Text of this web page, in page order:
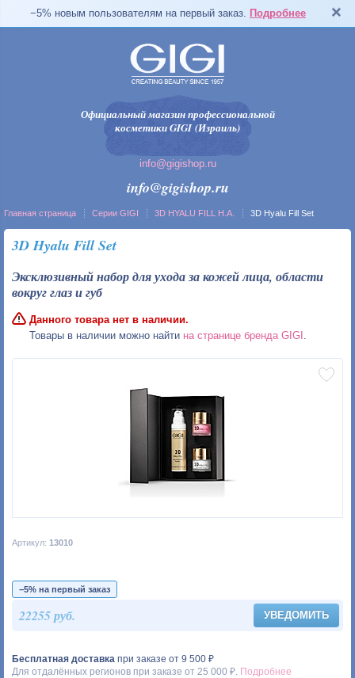
−5% новым пользователям на первый заказ. Подробнее
Официальный магазин профессиональной
косметики GIGI (Израиль)
info@gigishop.ru
info@gigishop.ru
Главная страница Серии GIGI 3D HYALU FILL H.A. 3D Hyalu Fill Set
3D Hyalu Fill Set
Эксклюзивный набор для ухода за кожей лица, области
вокруг глаз и губ
Данного товара нет в наличии.
Товары в наличии можно найти на странице бренда GIGI
Артикул: 13010
−5% на первый заказ
22255 руб. УВЕДОМИТЬ
Бесплатная доставка при заказе от 9 500 ₽
Для отдалённых регионов при заказе от 25 000 ₽. Подробнее